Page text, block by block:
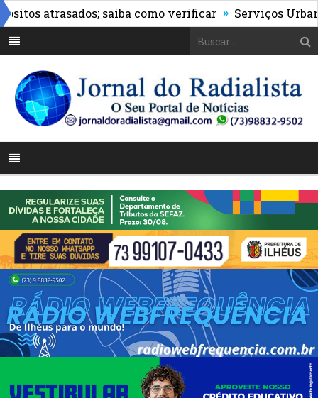
atrasados; saiba como verificar » Serviços Urbanos